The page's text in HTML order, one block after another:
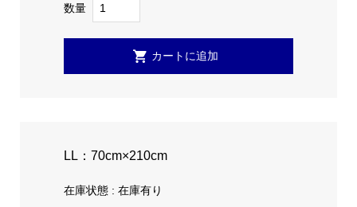
数量
LL：70cm×210cm
在庫状態 : 在庫有り